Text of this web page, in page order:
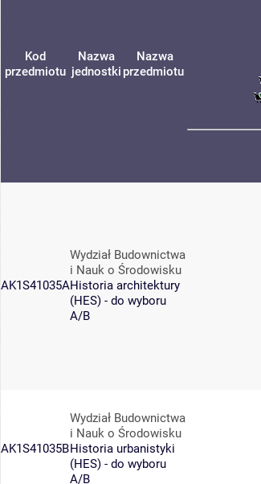
Kod
przedmiotu
Nazwa
jednostki
Nazwa
przedmiotu
AK1S41035A
Wydział Budownictwa
i Nauk o Środowisku
Historia architektury
(HES) - do wyboru
A/B
AK1S41035B
Wydział Budownictwa
i Nauk o Środowisku
Historia urbanistyki
(HES) - do wyboru
A/B